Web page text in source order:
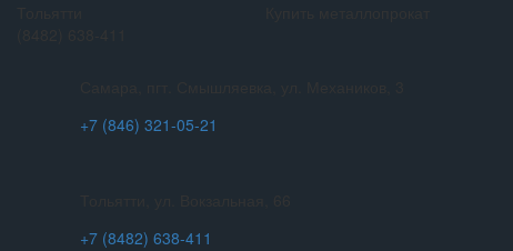
+7 (846) 321-05-21
+7 (8482) 638-411